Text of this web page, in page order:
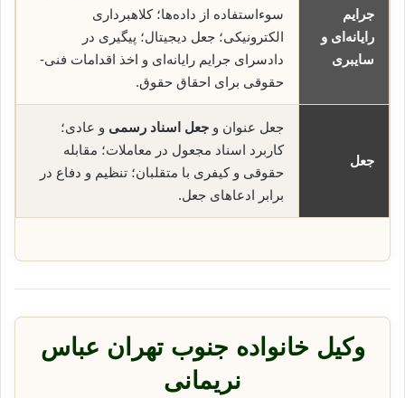
جرایم
رایانه‌ای و
سایبری
سوء‌استفاده از داده‌ها؛ کلاهبرداری
الکترونیکی؛ جعل دیجیتال؛ پیگیری در
دادسرای جرایم رایانه‌ای و اخذ اقدامات فنی-
حقوقی برای احقاق حقوق.
جعل
جعل عنوان و جعل اسناد رسمی و عادی؛
کاربرد اسناد مجعول در معاملات؛ مقابله
حقوقی و کیفری با متقلبان؛ تنظیم و دفاع در
برابر ادعاهای جعل.
وکیل خانواده جنوب تهران عباس
نریمانی